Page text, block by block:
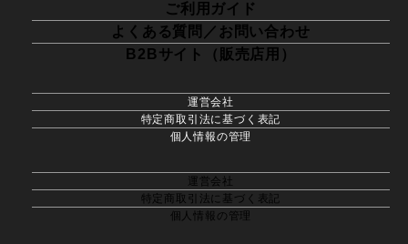
ご利用ガイド
よくある質問／お問い合わせ
B2Bサイト（販売店用）
運営会社
特定商取引法に基づく表記
個人情報の管理
運営会社
特定商取引法に基づく表記
個人情報の管理